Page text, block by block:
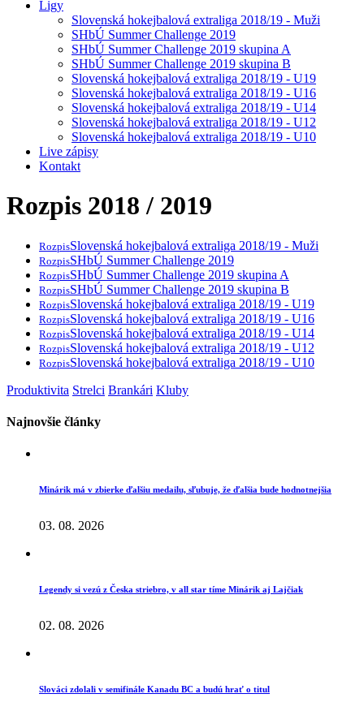
Ligy
Slovenská hokejbalová extraliga 2018/19 - Muži
SHbÚ Summer Challenge 2019
SHbÚ Summer Challenge 2019 skupina A
SHbÚ Summer Challenge 2019 skupina B
Slovenská hokejbalová extraliga 2018/19 - U19
Slovenská hokejbalová extraliga 2018/19 - U16
Slovenská hokejbalová extraliga 2018/19 - U14
Slovenská hokejbalová extraliga 2018/19 - U12
Slovenská hokejbalová extraliga 2018/19 - U10
Live zápisy
Kontakt
Rozpis 2018 / 2019
RozpisSlovenská hokejbalová extraliga 2018/19 - Muži
RozpisSHbÚ Summer Challenge 2019
RozpisSHbÚ Summer Challenge 2019 skupina A
RozpisSHbÚ Summer Challenge 2019 skupina B
RozpisSlovenská hokejbalová extraliga 2018/19 - U19
RozpisSlovenská hokejbalová extraliga 2018/19 - U16
RozpisSlovenská hokejbalová extraliga 2018/19 - U14
RozpisSlovenská hokejbalová extraliga 2018/19 - U12
RozpisSlovenská hokejbalová extraliga 2018/19 - U10
Produktivita Strelci Brankári Kluby
Najnovšie články
Minárik má v zbierke ďalšiu medailu, sľubuje, že ďalšia bude hodnotnejšia
03. 08. 2026
Legendy si vezú z Česka striebro, v all star tíme Minárik aj Lajčiak
02. 08. 2026
Slováci zdolali v semifinále Kanadu BC a budú hrať o titul